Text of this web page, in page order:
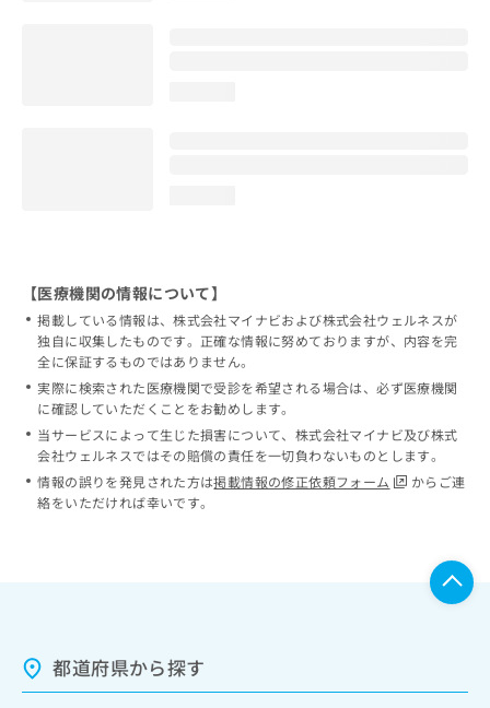
【医療機関の情報について】
掲載している情報は、株式会社マイナビおよび株式会社ウェルネスが
独自に収集したものです。正確な情報に努めておりますが、内容を完
全に保証するものではありません。
実際に検索された医療機関で受診を希望される場合は、必ず医療機関
に確認していただくことをお勧めします。
当サービスによって生じた損害について、株式会社マイナビ及び株式
会社ウェルネスではその賠償の責任を一切負わないものとします。
情報の誤りを発見された方は掲載情報の修正依頼フォーム
からご連
絡をいただければ幸いです。
都道府県から探す